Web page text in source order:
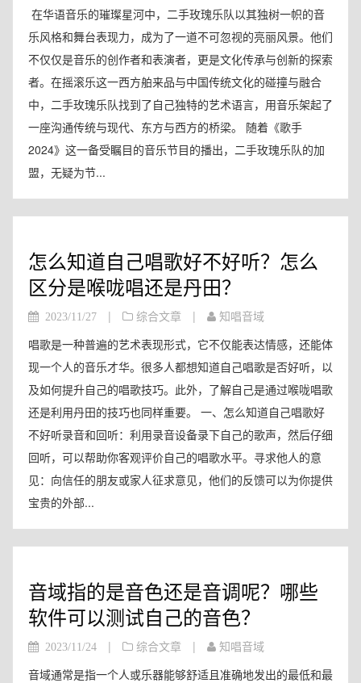
在华语音乐的璀璨星河中，二手玫瑰乐队以其独树一帜的音
乐风格和舞台表现力，成为了一道不可忽视的亮丽风景。他们
不仅仅是音乐的创作者和表演者，更是文化传承与创新的探索
者。在摇滚乐这一西方舶来品与中国传统文化的碰撞与融合
中，二手玫瑰乐队找到了自己独特的艺术语言，用音乐架起了
一座沟通传统与现代、东方与西方的桥梁。 随着《歌手
2024》这一备受瞩目的音乐节目的播出，二手玫瑰乐队的加
盟，无疑为节...
怎么知道自己唱歌好不好听？怎么
区分是喉咙唱还是丹田？
2023/11/27 | 综合文章 | 知唱音域
唱歌是一种普遍的艺术表现形式，它不仅能表达情感，还能体
现一个人的音乐才华。很多人都想知道自己唱歌是否好听，以
及如何提升自己的唱歌技巧。此外，了解自己是通过喉咙唱歌
还是利用丹田的技巧也同样重要。 一、怎么知道自己唱歌好
不好听录音和回听：利用录音设备录下自己的歌声，然后仔细
回听，可以帮助你客观评价自己的唱歌水平。寻求他人的意
见：向信任的朋友或家人征求意见，他们的反馈可以为你提供
宝贵的外部...
音域指的是音色还是音调呢？哪些
软件可以测试自己的音色？
2023/11/24 | 综合文章 | 知唱音域
音域通常是指一个人或乐器能够舒适且准确地发出的最低和最